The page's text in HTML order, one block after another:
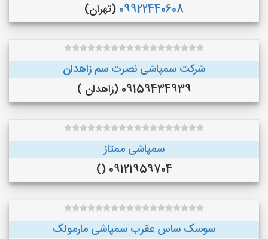
09922440608 (تهران)
شرکت سمپاشی نصرت سم زاهدان
09159434939 (زاهدان )
سمپاشی ممتاز
09121959704 ()
سوسک ساس عقرب سمپاشی مارمولک